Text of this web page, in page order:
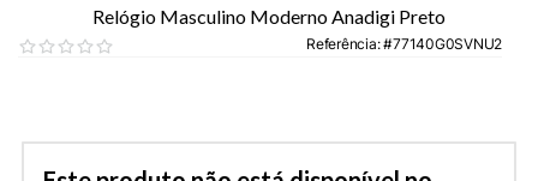
Relógio Masculino Moderno Anadigi Preto
Referência: 77140G0SVNU2